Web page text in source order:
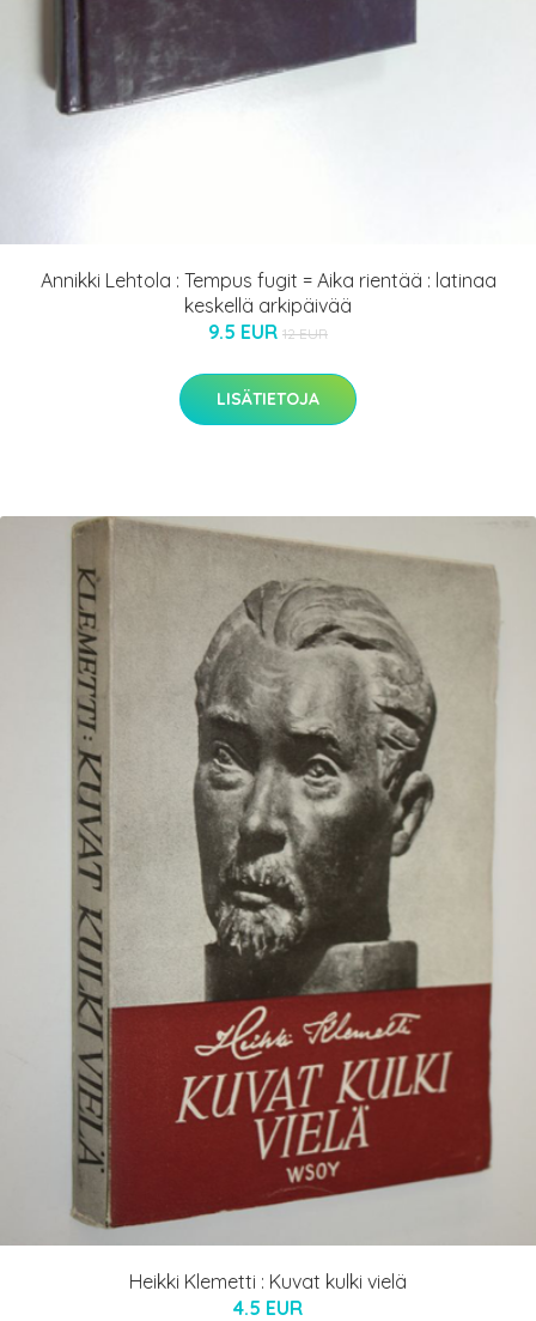
Annikki Lehtola : Tempus fugit = Aika rientää : latinaa
keskellä arkipäivää
9.5 EUR 12 EUR
LISÄTIETOJA
Heikki Klemetti : Kuvat kulki vielä
4.5 EUR